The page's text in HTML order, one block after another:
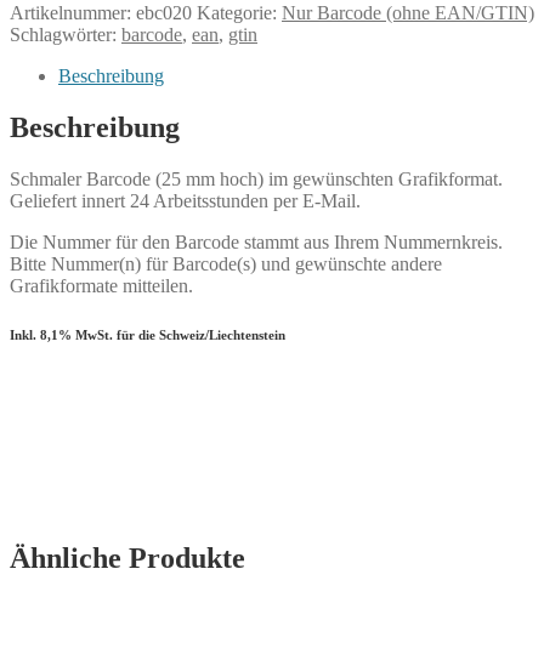
von
Ihnen)
Menge
Artikelnummer: ebc020 Kategorie: Nur Barcode (ohne EAN/GTIN)
Schlagwörter: barcode, ean, gtin
Beschreibung
Beschreibung
Schmaler Barcode (25 mm hoch) im gewünschten Grafikformat.
Geliefert innert 24 Arbeitsstunden per E-Mail.
Die Nummer für den Barcode stammt aus Ihrem Nummernkreis.
Bitte Nummer(n) für Barcode(s) und gewünschte andere
Grafikformate mitteilen.
Inkl. 8,1% MwSt. für die Schweiz/Liechtenstein
Ähnliche Produkte